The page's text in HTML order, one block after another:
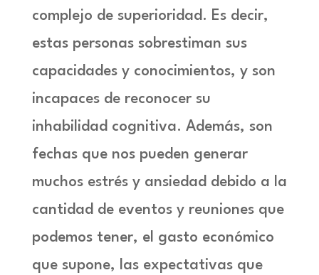
complejo de superioridad. Es decir,
estas personas sobrestiman sus
capacidades y conocimientos, y son
incapaces de reconocer su
inhabilidad cognitiva. Además, son
fechas que nos pueden generar
muchos estrés y ansiedad debido a la
cantidad de eventos y reuniones que
podemos tener, el gasto económico
que supone, las expectativas que